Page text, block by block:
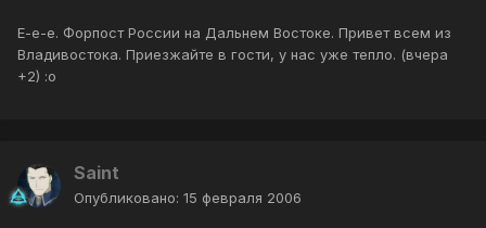
Е-е-е. Форпост России на Дальнем Востоке. Привет всем из
Владивостока. Приезжайте в гости, у нас уже тепло. (вчера
+2) :o
Saint
Опубликовано: 15 февраля 2006